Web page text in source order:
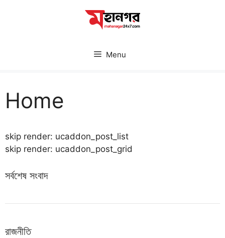
Menu
Home
skip render: ucaddon_post_list
skip render: ucaddon_post_grid
সর্বশেষ সংবাদ
রাজনীতি